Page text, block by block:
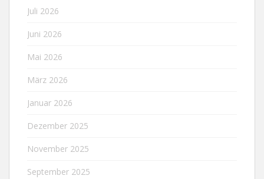
Juli 2026
Juni 2026
Mai 2026
März 2026
Januar 2026
Dezember 2025
November 2025
September 2025